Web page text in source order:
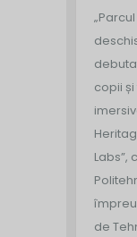
copii
Labs”,
de